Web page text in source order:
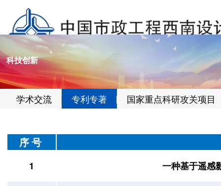
科技创新
学术交流 专利专著 国家重点科研攻关项目
序号
1 一种基于遥感